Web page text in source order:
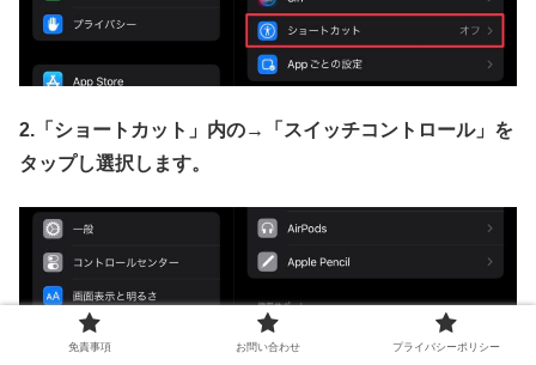
2.「ショートカット」内の→
「スイッチコントロール」を
タップし選択します。
免責事項 お問い合わせ プライバシーポリシー